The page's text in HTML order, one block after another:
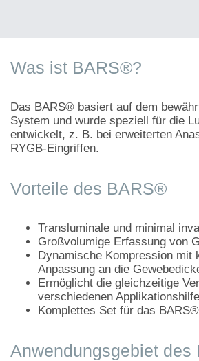
Was ist BARS®?
Das BARS® basiert auf dem
System und wurde speziell für die
entwickelt, z. B. bei erweiterten
RYGB-Eingriffen.
Vorteile des BARS®
Transluminale und minimal
Großvolumige Erfassung von
Dynamische Kompression mit
Anpassung an die
Ermöglicht die gleichzeitige
verschiedenen
Komplettes Set für das
Anwendungsgebiet des